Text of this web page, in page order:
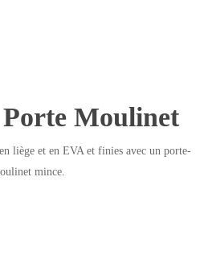
Porte Moulinet
liège et en EVA et finies avec un porte-
mince.